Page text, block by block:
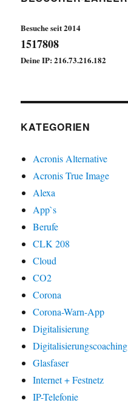
Besuche seit 2014
1517808
Deine IP: 216.73.216.182
KATEGORIEN
Acronis Alternative
Acronis True Image
Alexa
App`s
Berufe
CLK 208
Cloud
CO2
Corona
Corona-Warn-App
Digitalisierung
Digitalisierungscoaching
Glasfaser
Internet + Festnetz
IP-Telefonie